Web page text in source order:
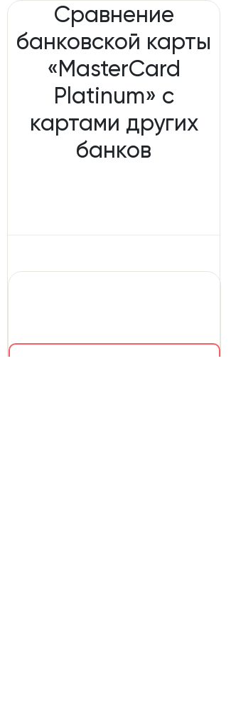
Сравнение
банковской карты
«MasterCard
Platinum» с
картами других
банков